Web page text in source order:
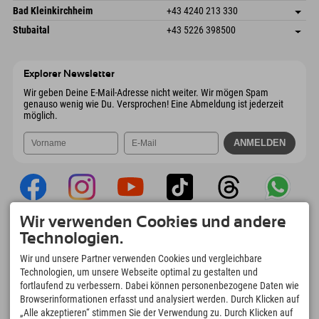
Österreich
Buchen
Gscheat 14
6441 Umhausen
Österreich
Adresse speichern
Anreiseinfos
Buchen
Bad Kleinkirchheim +43 4240 213 330
Dorfstraße 24
Adresse speichern
Stubaital +43 5226 398500
Explorer Newsletter
Wir geben Deine E-Mail-Adresse nicht weiter. Wir mögen Spam
genauso wenig wie Du. Versprochen! Eine Abmeldung ist jederzeit
möglich.
Explorer App
Upload Deiner #ExplorerMoments, Mein
Explorer To Go mit Buchungsübersicht,
Bucketlist, Restaurantübersicht uvm. Jetzt
downloaden!
Wir verwenden Cookies und andere
Technologien.
Wir und unsere Partner verwenden Cookies und vergleichbare
Technologien, um unsere Webseite optimal zu gestalten und
fortlaufend zu verbessern. Dabei können personenbezogene Daten wie
Browserinformationen erfasst und analysiert werden. Durch Klicken auf
„Alle akzeptieren“ stimmen Sie der Verwendung zu. Durch Klicken auf